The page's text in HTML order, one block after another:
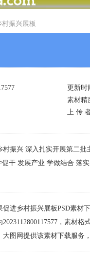
振兴展板
更新时
素材精
上 传
村振兴 深入扎实开展第二批
促干 发展产业 学做结合 落
进乡村振兴展板PSD素材
，素材
图网提供该素材下载服务